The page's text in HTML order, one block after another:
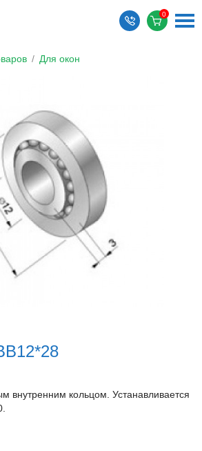
/ Для окон
внутренним кольцом. Устанавливается